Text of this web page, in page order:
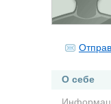
О себе